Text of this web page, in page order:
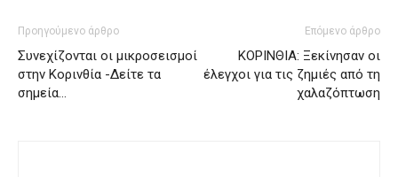
Προηγούμενο άρθρο
Συνεχίζονται οι μικροσεισμοί
στην Κορινθία -Δείτε τα
σημεία…
Επόμενο άρθρο
ΚΟΡΙΝΘΙΑ: Ξεκίνησαν οι
έλεγχοι για τις ζημιές από τη
χαλαζόπτωση